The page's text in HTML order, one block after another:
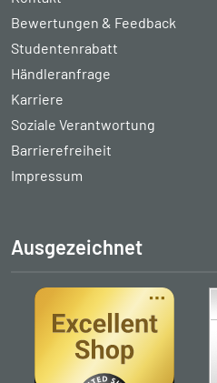
Bewertungen & Feedback
Studentenrabatt
Händleranfrage
Karriere
Soziale Verantwortung
Barrierefreiheit
Impressum
Ausgezeichnet